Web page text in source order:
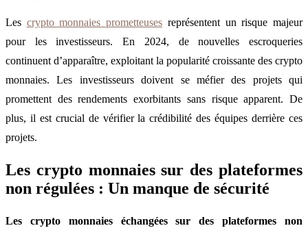
Les crypto monnaies prometteuses représentent un risque majeur
pour les investisseurs. En 2024, de nouvelles escroqueries
continuent d’apparaître, exploitant la popularité croissante des crypto
monnaies. Les investisseurs doivent se méfier des projets qui
promettent des rendements exorbitants sans risque apparent. De
plus, il est crucial de vérifier la crédibilité des équipes derrière ces
projets.
Les crypto monnaies sur des plateformes
non régulées : Un manque de sécurité
Les crypto monnaies échangées sur des plateformes non